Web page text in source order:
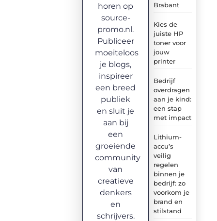
Brabant
Kies de
juiste HP
toner voor
jouw
printer
Bedrijf
overdragen
aan je kind:
een stap
met impact
Lithium-
accu’s
veilig
regelen
binnen je
bedrijf: zo
voorkom je
brand en
stilstand
horen op
source-
promo.nl.
Publiceer
moeiteloos
je blogs,
inspireer
een breed
publiek
en sluit je
aan bij
een
groeiende
community
van
creatieve
denkers
en
schrijvers.